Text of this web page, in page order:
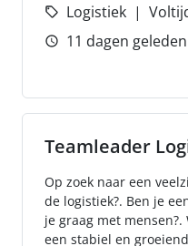
Logistiek
11 dagen geleden
Teamleader
Op zoek naar een
de logistiek?. Ben je
je graag met
een stabiel en